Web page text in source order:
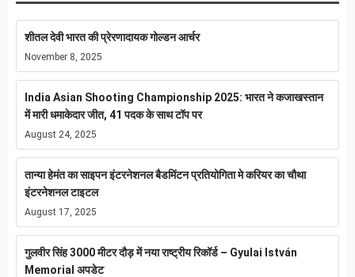
शीतल देवी भारत की प्रेरणादायक गोल्डन आर्चर
November 8, 2025
India Asian Shooting Championship 2025: भारत ने कजाखस्तान
में मारी धमाकेदार जीत, 41 पदक के साथ टॉप पर
August 24, 2025
तान्या हेमंत का साइपन इंटरनेशनल बैडमिंटन प्रतियोगिता मे करियर का चौथा
इंटरनेशनल टाइटल
August 17, 2025
गुलवीर सिंह 3000 मीटर दौड़ में नया राष्ट्रीय रिकॉर्ड – Gyulai István
Memorial अपडेट